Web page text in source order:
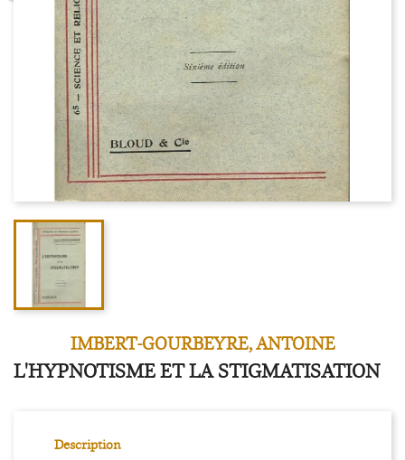
IMBERT-GOURBEYRE, ANTOINE
L'HYPNOTISME ET LA STIGMATISATION
Description